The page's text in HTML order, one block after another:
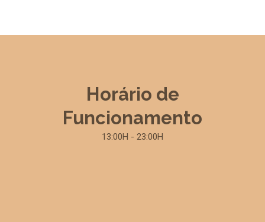
Horário de
Funcionamento
13:00H - 23:00H